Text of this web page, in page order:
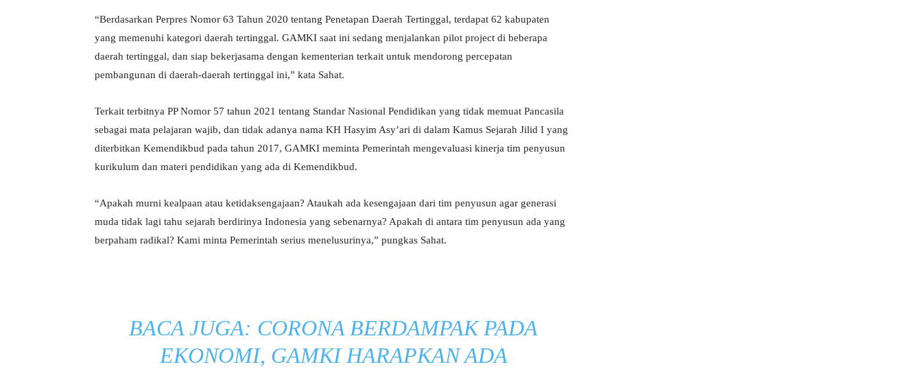
“Berdasarkan Perpres Nomor 63 Tahun 2020 tentang Penetapan Daerah Tertinggal, terdapat 62 kabupaten
yang memenuhi kategori daerah tertinggal. GAMKI saat ini sedang menjalankan pilot project di beberapa
daerah tertinggal, dan siap bekerjasama dengan kementerian terkait untuk mendorong percepatan
pembangunan di daerah-daerah tertinggal ini,” kata Sahat.
Terkait terbitnya PP Nomor 57 tahun 2021 tentang Standar Nasional Pendidikan yang tidak memuat Pancasila
sebagai mata pelajaran wajib, dan tidak adanya nama KH Hasyim Asy’ari di dalam Kamus Sejarah Jilid I yang
diterbitkan Kemendikbud pada tahun 2017, GAMKI meminta Pemerintah mengevaluasi kinerja tim penyusun
kurikulum dan materi pendidikan yang ada di Kemendikbud.
“Apakah murni kealpaan atau ketidaksengajaan? Ataukah ada kesengajaan dari tim penyusun agar generasi
muda tidak lagi tahu sejarah berdirinya Indonesia yang sebenarnya? Apakah di antara tim penyusun ada yang
berpaham radikal? Kami minta Pemerintah serius menelusurinya,” pungkas Sahat.
BACA JUGA: CORONA BERDAMPAK PADA
EKONOMI, GAMKI HARAPKAN ADA